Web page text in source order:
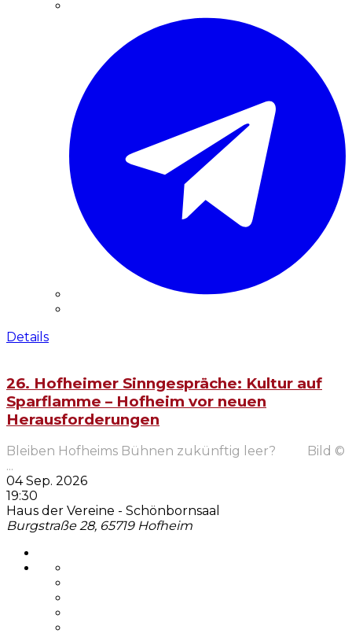
Details
26. Hofheimer Sinngespräche: Kultur auf
Sparflamme – Hofheim vor neuen
Herausforderungen
Bleiben Hofheims Bühnen zukünftig leer? Bild ©
...
04 Sep. 2026
19:30
Haus der Vereine - Schönbornsaal
Burgstraße 28, 65719 Hofheim